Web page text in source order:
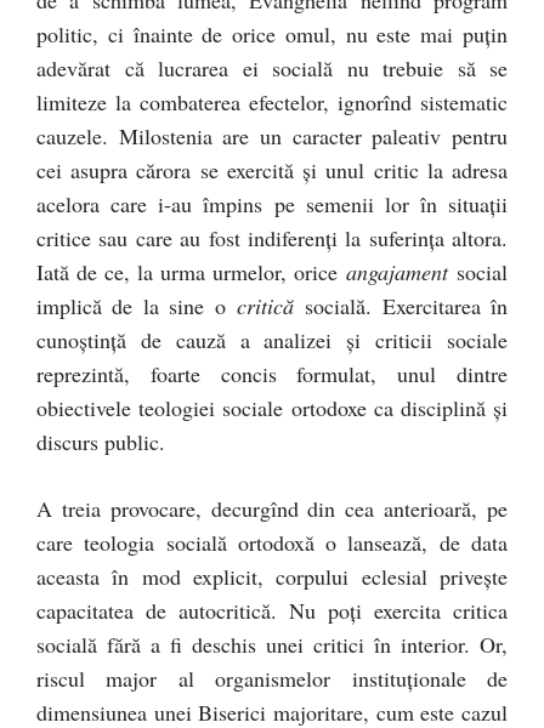
politic, ci înainte de orice omul, nu este mai puţin
adevărat că lucrarea ei socială nu trebuie să se
limiteze la combaterea efectelor, ignorînd sistematic
cauzele. Milostenia are un caracter paleativ pentru
cei asupra cărora se exercită şi unul critic la adresa
acelora care i-au împins pe semenii lor în situaţii
critice sau care au fost indiferenţi la suferinţa altora.
Iată de ce, la urma urmelor, orice angajamentsocial
implică de la sine o criticăsocială. Exercitarea în
cunoştinţă de cauză a analizei şi criticii sociale
reprezintă, foarte concis formulat, unul dintre
obiectivele teologiei sociale ortodoxe ca disciplină şi
discurs public.
A treia provocare, decurgînd din cea anterioară, pe
care teologia socială ortodoxă o lansează, de data
aceasta în mod explicit, corpului eclesial priveşte
capacitatea de autocritică. Nu poţi exercita critica
socială fără a fi deschis unei critici în interior. Or,
riscul major al organismelor instituţionale de
dimensiunea unei Biserici majoritare, cum este cazul